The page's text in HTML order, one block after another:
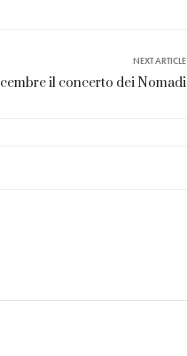
NEXT ARTICLE
il concerto dei Nomadi